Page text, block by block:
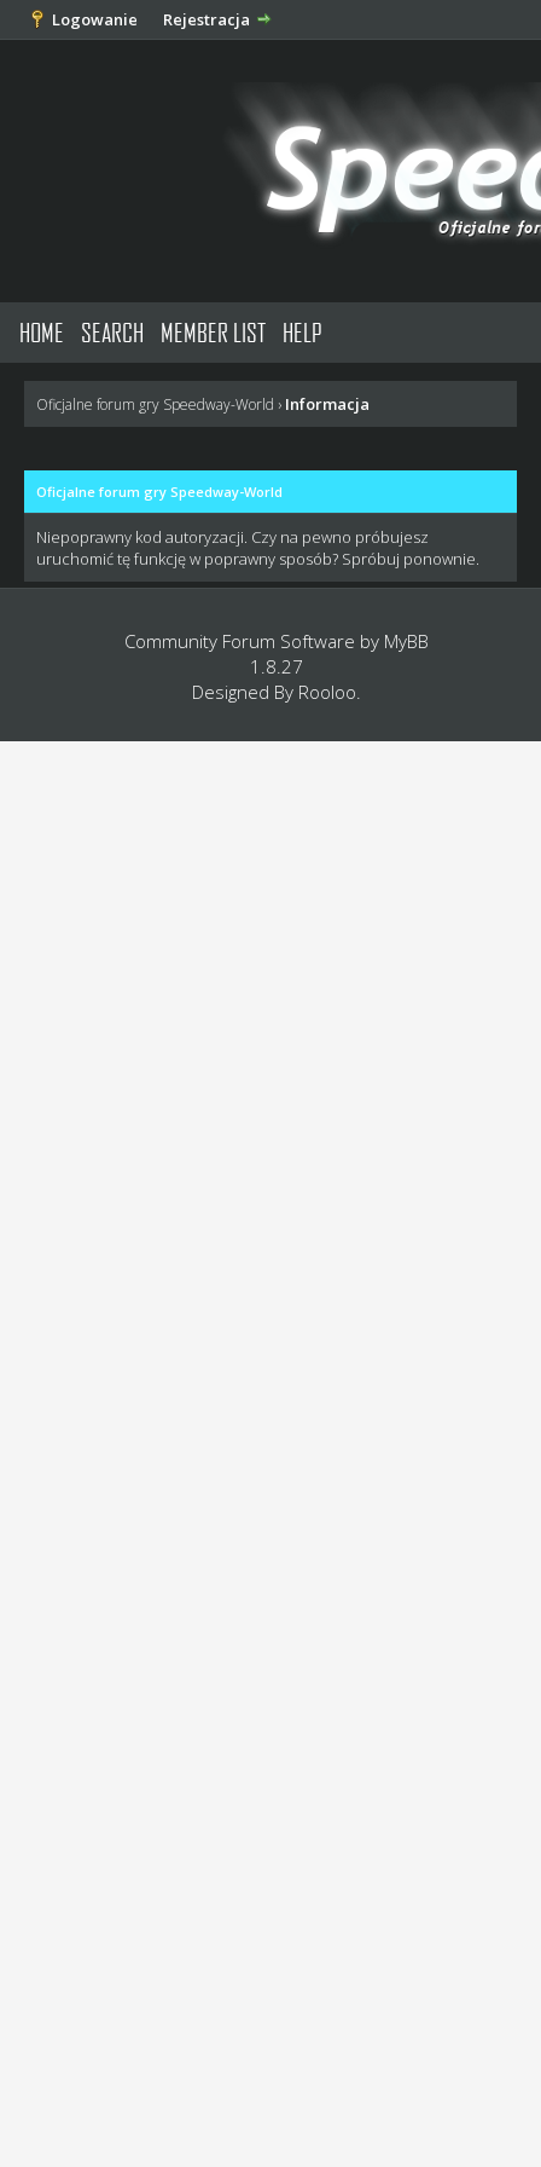
Logowanie Rejestracja
HOME SEARCH MEMBER LIST HELP
Oficjalne forum gry Speedway-World › Informacja
Oficjalne forum gry Speedway-World
Niepoprawny kod autoryzacji. Czy na pewno próbujesz
uruchomić tę funkcję w poprawny sposób? Spróbuj ponownie.
Community Forum Software by MyBB
1.8.27
Designed By Rooloo.